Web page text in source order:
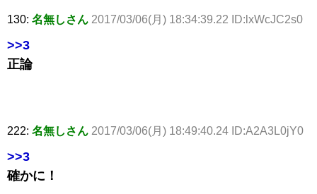
130: 名無しさん 2017/03/06(月) 18:34:39.22 ID:lxWcJC2s0
>>3
正論
222: 名無しさん 2017/03/06(月) 18:49:40.24 ID:A2A3L0jY0
>>3
確かに！